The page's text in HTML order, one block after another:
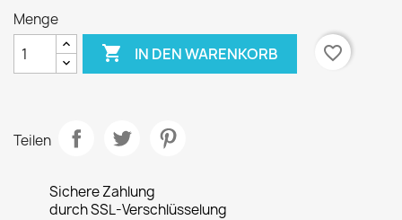
Menge
 IN DEN WARENKORB favorite_border
Teilen
Sichere Zahlung
durch SSL-Verschlüsselung